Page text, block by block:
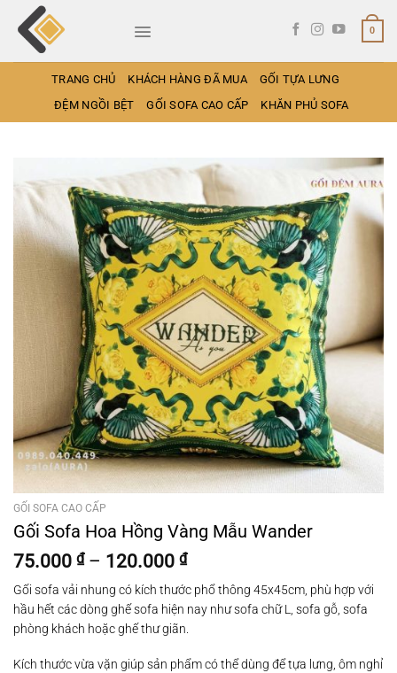
qua
0
TRANG CHỦ KHÁCH HÀNG ĐÃ MUA
GỐI TỰA LƯNG
ĐỆM NGỒI BỆT
GỐI SOFA CAO CẤP KHĂN PHỦ SOFA
GỐI SOFA CAO CẤP
Gối Sofa Hoa Hồng Vàng Mẫu Wander
75.000 ₫ – 120.000 ₫Khoảng
giá:
từ
75.000 ₫
đến
120.000 ₫
Gối sofa vải nhung có kích thước phổ thông 45x45cm, phù hợp với
hầu hết các dòng ghế sofa hiện nay như sofa chữ L, sofa gỗ, sofa
phòng khách hoặc ghế thư giãn.
Kích thước vừa vặn giúp sản phẩm có thể dùng để tựa lưng, ôm nghỉ